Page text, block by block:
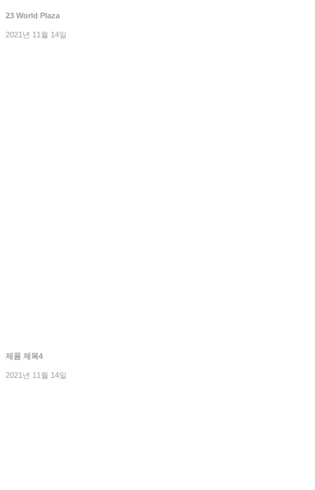
23 World Plaza
2021년 11월 14일
제품 제목4
2021년 11월 14일